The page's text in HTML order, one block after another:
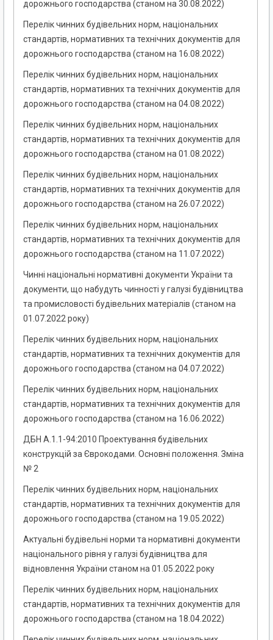
дорожнього господарства (станом на 30.08.2022)
Перелік чинних будівельних норм, національних
стандартів, нормативних та технічних документів для
дорожнього господарства (станом на 16.08.2022)
Перелік чинних будівельних норм, національних
стандартів, нормативних та технічних документів для
дорожнього господарства (станом на 04.08.2022)
Перелік чинних будівельних норм, національних
стандартів, нормативних та технічних документів для
дорожнього господарства (станом на 01.08.2022)
Перелік чинних будівельних норм, національних
стандартів, нормативних та технічних документів для
дорожнього господарства (станом на 26.07.2022)
Перелік чинних будівельних норм, національних
стандартів, нормативних та технічних документів для
дорожнього господарства (станом на 11.07.2022)
Чинні національні нормативні документи України та
документи, що набудуть чинності у галузі будівництва
та промисловості будівельних матеріалів (станом на
01.07.2022 року)
Перелік чинних будівельних норм, національних
стандартів, нормативних та технічних документів для
дорожнього господарства (станом на 04.07.2022)
Перелік чинних будівельних норм, національних
стандартів, нормативних та технічних документів для
дорожнього господарства (станом на 16.06.2022)
ДБН А.1.1-94:2010 Проектування будівельних
конструкцій за Єврокодами. Основні положення. Зміна
№ 2
Перелік чинних будівельних норм, національних
стандартів, нормативних та технічних документів для
дорожнього господарства (станом на 19.05.2022)
Актуальні будівельні норми та нормативні документи
національного рівня у галузі будівництва для
відновлення України станом на 01.05.2022 року
Перелік чинних будівельних норм, національних
стандартів, нормативних та технічних документів для
дорожнього господарства (станом на 18.04.2022)